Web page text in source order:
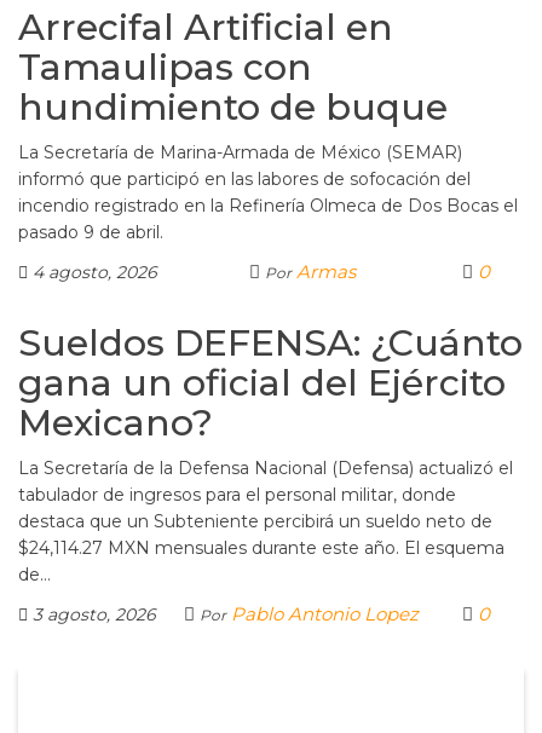
Arrecifal Artificial en
Tamaulipas con
hundimiento de buque
La Secretaría de Marina-Armada de México (SEMAR)
informó que participó en las labores de sofocación del
incendio registrado en la Refinería Olmeca de Dos Bocas el
pasado 9 de abril.
4 agosto, 2026
Por Armas 0
Sueldos DEFENSA: ¿Cuánto
gana un oficial del Ejército
Mexicano?
La Secretaría de la Defensa Nacional (Defensa) actualizó el
tabulador de ingresos para el personal militar, donde
destaca que un Subteniente percibirá un sueldo neto de
$24,114.27 MXN mensuales durante este año. El esquema
de…
3 agosto, 2026
Por Pablo Antonio Lopez 0